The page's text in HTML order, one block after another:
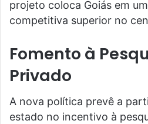
projeto coloca Goiás em
competitiva superior no
Fomento à
Privado
A nova política prevê a
estado no incentivo à